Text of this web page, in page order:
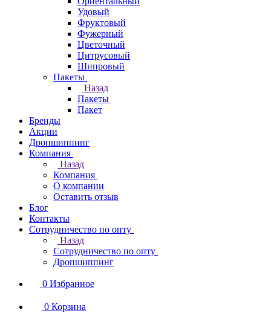
Удовый
Фруктовый
Фужерный
Цветочный
Цитрусовый
Шипровый
Пакеты
Назад
Пакеты
Пакет
Бренды
Акции
Дропшиппинг
Компания
Назад
Компания
О компании
Оставить отзыв
Блог
Контакты
Сотрудничество по опту
Назад
Сотрудничество по опту
Дропшиппинг
0 Избранное
0 Корзина